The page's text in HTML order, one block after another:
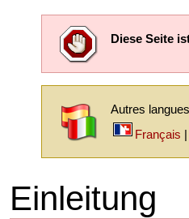
Diese Seite
Autres
Français
Einleitung